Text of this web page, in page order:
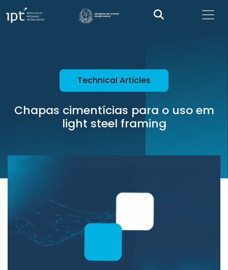
Technical Articles
Chapas cimentícias para o uso em
light steel framing